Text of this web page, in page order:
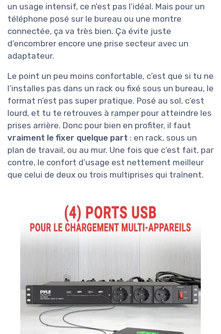
un usage intensif, ce n’est pas l’idéal. Mais pour un
téléphone posé sur le bureau ou une montre
connectée, ça va très bien. Ça évite juste
d’encombrer encore une prise secteur avec un
adaptateur.
Le point un peu moins confortable, c’est que si tu ne
l’installes pas dans un rack ou fixé sous un bureau, le
format n’est pas super pratique. Posé au sol, c’est
lourd, et tu te retrouves à ramper pour atteindre les
prises arrière. Donc pour bien en profiter, il faut
vraiment le fixer quelque part : en rack, sous un
plan de travail, ou au mur. Une fois que c’est fait, par
contre, le confort d’usage est nettement meilleur
que celui de deux ou trois multiprises qui traînent.